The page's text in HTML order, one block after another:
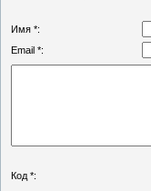
Имя *:
Email *:
Код *: